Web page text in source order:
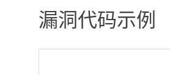
漏洞代码示例